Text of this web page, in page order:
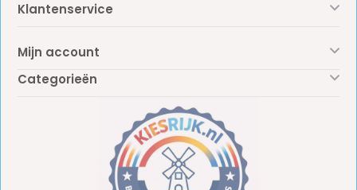
Klantenservice
Mijn account
Categorieën